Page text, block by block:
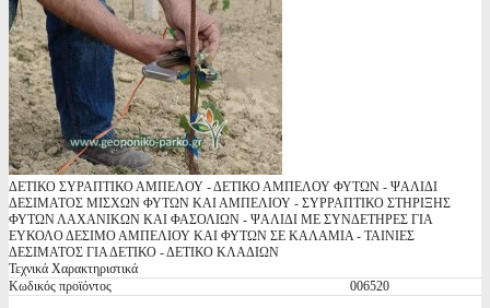
ΔΕΤΙΚΟ ΣΥΡΑΠΤΙΚΟ ΑΜΠΕΛΟΥ - ΔΕΤΙΚΟ ΑΜΠΕΛΟΥ ΦΥΤΩΝ - ΨΑΛΙΔΙ
ΔΕΣΙΜΑΤΟΣ ΜΙΣΧΩΝ ΦΥΤΩΝ ΚΑΙ ΑΜΠΕΛΙΟΥ - ΣΥΡΡΑΠΤΙΚΟ ΣΤΗΡΙΞΗΣ
ΦΥΤΩΝ ΛΑΧΑΝΙΚΩΝ ΚΑΙ ΦΑΣΟΛΙΩΝ - ΨΑΛΙΔΙ ΜΕ ΣΥΝΔΕΤΗΡΕΣ ΓΙΑ
ΕΥΚΟΛΟ ΔΕΣΙΜΟ ΑΜΠΕΛΙΟΥ ΚΑΙ ΦΥΤΩΝ ΣΕ ΚΑΛΑΜΙΑ - ΤΑΙΝΙΕΣ
ΔΕΣΙΜΑΤΟΣ ΓΙΑ ΔΕΤΙΚΟ - ΔΕΤΙΚΟ ΚΛΑΔΙΩΝ
Τεχνικά Χαρακτηριστικά
Κωδικός προϊόντος
006520